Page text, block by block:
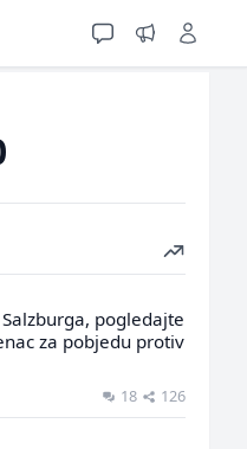
pogledajte
za pobjedu protiv
18 126